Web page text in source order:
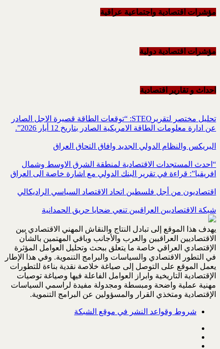
مؤشرات اقتصادية واجتماعية عراقية
مؤشرات اقتصادية دولية
احداث و تقاریر اقتصادیة
تحليل مختصر لتقريرSTEO‏: “توقعات الطاقة قصيرة الاجل الصادر
عن ادارة معلومات الطاقة الامريكية ‏الصادر بتاريخ 12 أيار 2026”.‏
البريكس والنظام الدولي الجديد وافاق التحاق العراق
“احدث المستجدات الاقتصادية لمنطقة الشرق الاوسط وشمال
افريقيا”: قراءة في تقرير البنك الدولي مع اشارة خاصة الى العراق
اقتصاديون من أجل فلسطين اتحاد الاقتصاد السياسي الراديكالي
شبكة الاقتصاديين العراقيين تنعي ضحايا حريق الحمدانية
يهدف هذا الموقع إلى تبادل النتاج والنقاش المهني الاقتصادي بين
الاقتصاديين العراقيين والعرب والأجانب وباقي المهتمين بالشأن
الإقتصادي العراقي خاصة ما يتعلق ببحث وتحليل العوامل المؤثرة
في التطور الاقتصادي والسياسات والبرامج التنموية. وفي هذا الإطار
يعمل الموقع على التوصل إلى صياغة خلاصة نقدية بناءة للتطورات
الإقتصادية التاريخية وابراز العوامل الفاعلة فيها وصياغة توصيات
مهنية عملية واضحة ومبسطة ومجدولة مفيدة لراسمي السياسات
الإقتصادية ومتخذي القرار والمسؤولين عن البرامج التنموية.
شروط وقواعد النشر في موقع الشبكة